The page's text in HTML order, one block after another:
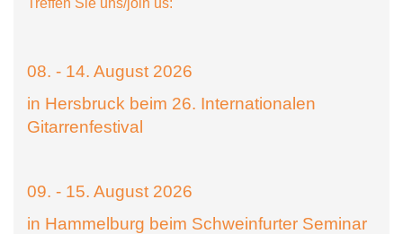
08. - 14. August 2026
in Hersbruck beim 26. Internationalen
Gitarrenfestival
09. - 15. August 2026
in Hammelburg beim Schweinfurter Seminar